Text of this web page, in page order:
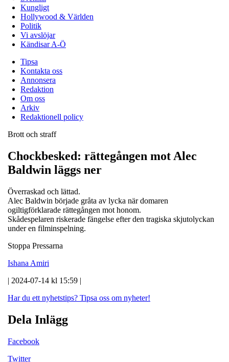
Kungligt
Hollywood & Världen
Politik
Vi avslöjar
Kändisar A-Ö
Tipsa
Kontakta oss
Annonsera
Redaktion
Om oss
Arkiv
Redaktionell policy
Brott och straff
Chockbesked: rättegången mot Alec
Baldwin läggs ner
Överraskad och lättad.
Alec Baldwin började gråta av lycka när domaren
ogiltigförklarade rättegången mot honom.
Skådespelaren riskerade fängelse efter den tragiska skjutolyckan
under en filminspelning.
Stoppa Pressarna
Ishana Amiri
| 2024-07-14 kl 15:59 |
Har du ett nyhetstips? Tipsa oss om nyheter!
Dela Inlägg
Facebook
Twitter